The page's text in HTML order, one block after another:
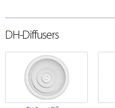
DH-Diffusers